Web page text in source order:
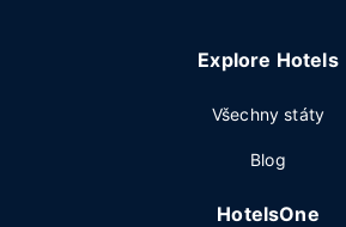
Explore Hotels
Všechny státy
Blog
HotelsOne